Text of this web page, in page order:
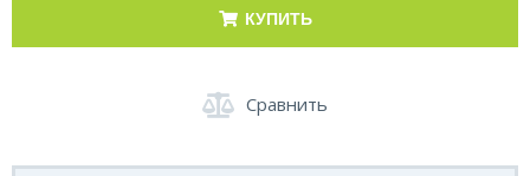
КУПИТЬ
Сравнить